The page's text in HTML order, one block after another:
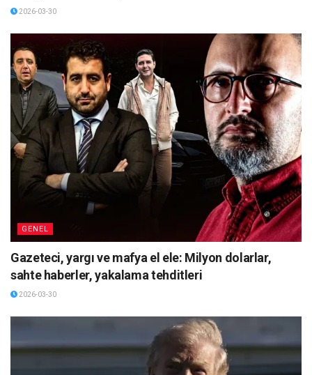
2026-03-30
GENEL
Gazeteci, yargı ve mafya el ele: Milyon dolarlar,
sahte haberler, yakalama tehditleri
2026-03-30